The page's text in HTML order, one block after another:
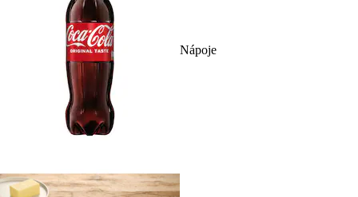
Nápoje